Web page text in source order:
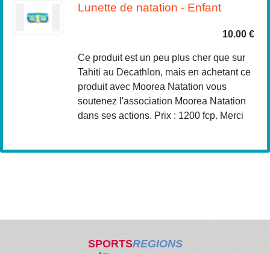
Lunette de natation - Enfant
10.00 €
Ce produit est un peu plus cher que sur
Tahiti au Decathlon, mais en achetant ce
produit avec Moorea Natation vous
soutenez l'association Moorea Natation
dans ses actions. Prix : 1200 fcp. Merci
SPORTSREGIONS